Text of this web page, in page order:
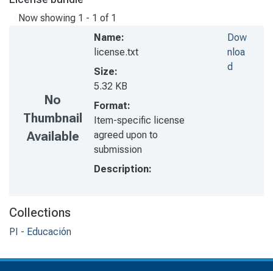
Now showing 1 - 1 of 1
No
Thumbnail
Available
Name:
license.txt
Size:
5.32 KB
Format:
Item-specific license
agreed upon to
submission
Description:
Dow
nloa
d
Collections
PI - Educación